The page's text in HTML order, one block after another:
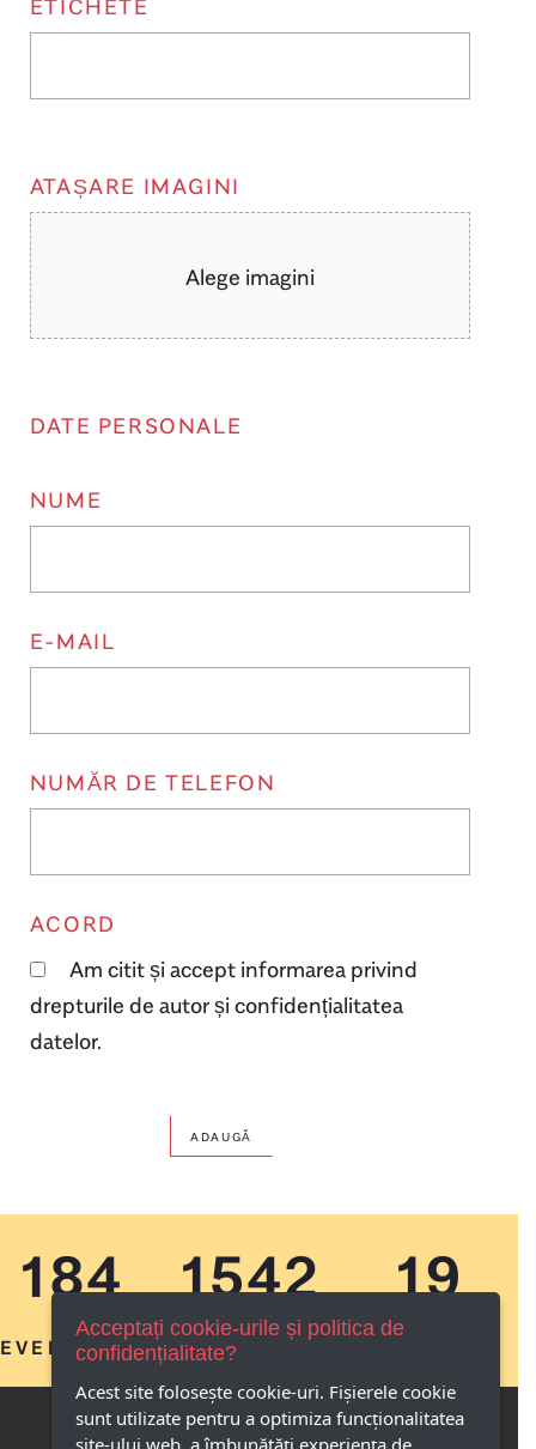
ATAȘARE IMAGINI
Alege imagini
DATE PERSONALE
NUME
E-MAIL
NUMĂR DE TELEFON
ACORD
Am citit și accept informarea privind
drepturile de autor și confidențialitatea
datelor.
ADAUGĂ
184
EVENIMENTE
1542
IMAGINI
19
Acceptați cookie-urile și politica de
confidențialitate?
Acest site foloseşte cookie-uri. Fișierele cookie
sunt utilizate pentru a optimiza funcţionalitatea
site-ului web, a îmbunătăţi experienţa de